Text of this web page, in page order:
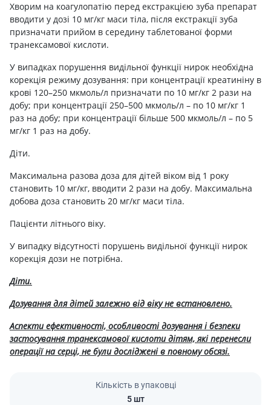
Хворим на коагулопатію перед екстракцією зуба препарат
вводити у дозі 10 мг/кг маси тіла, після екстракції зуба
призначати прийом в середину таблетованої форми
транексамової кислоти.
У випадках порушення видільної функції нирок необхідна
корекція режиму дозування: при концентрації креатиніну в
крові 120–250 мкмоль/л призначати по 10 мг/кг 2 рази на
добу; при концентрації 250–500 мкмоль/л – по 10 мг/кг 1
раз на добу; при концентрації більше 500 мкмоль/л – по 5
мг/кг 1 раз на добу.
Діти.
Максимальна разова доза для дітей віком від 1 року
становить 10 мг/кг, вводити 2 рази на добу. Максимальна
добова доза становить 20 мг/кг маси тіла.
Пацієнти літнього віку.
У випадку відсутності порушень видільної функції нирок
корекція дози не потрібна.
Діти.
Дозування для дітей залежно від віку не встановлено.
Аспекти ефективності, особливості дозування і безпеки
застосування транексамової кислоти дітям, які перенесли
операції на серці, не були досліджені в повному обсязі.
Кількість в упаковці
5 шт